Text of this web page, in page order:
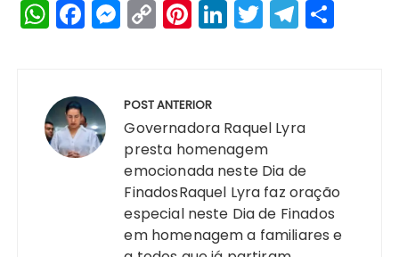
W
ts
A
p
F
e
b
o
M
s
e
n
g
er
C
y
Li
n
k
Pi
re
st
Li
dI
n
T
r
T
r
a
m
Post
POST ANTERIOR
Governadora Raquel Lyra
presta homenagem
emocionada neste Dia de
FinadosRaquel Lyra faz oração
especial neste Dia de Finados
em homenagem a familiares e